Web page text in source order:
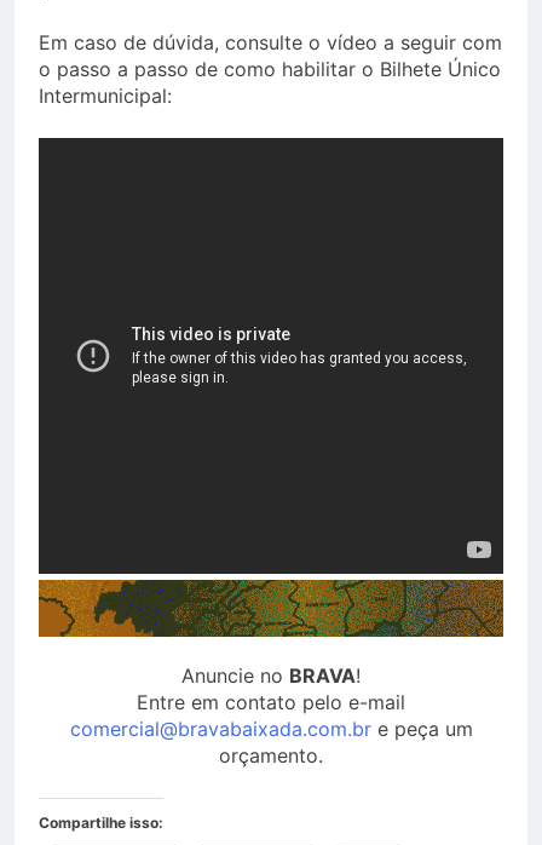
Em caso de dúvida, consulte o vídeo a seguir com
o passo a passo de como habilitar o Bilhete Único
Intermunicipal:
Anuncie no BRAVA!
Entre em contato pelo e-mail
comercial@bravabaixada.com.bre peça um
orçamento.
Compartilhe isso: